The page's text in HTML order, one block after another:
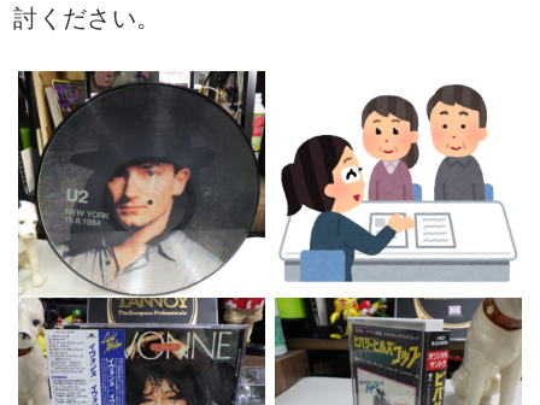
討ください。